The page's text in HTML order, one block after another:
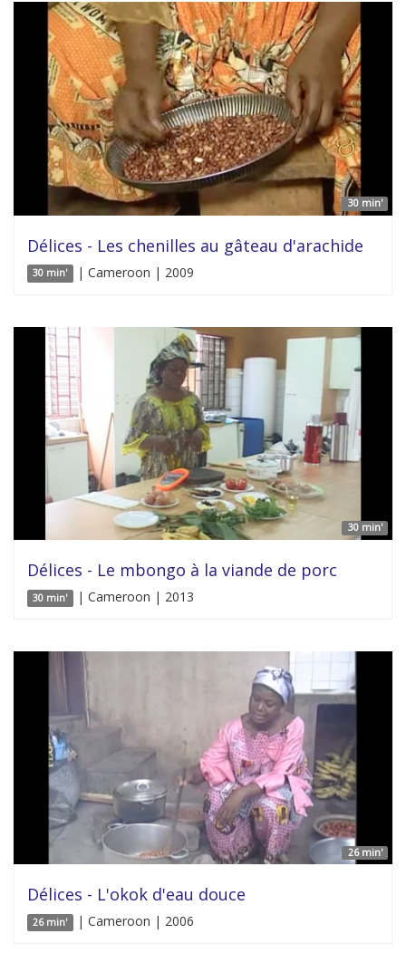
30 min'
Délices - Les chenilles au gâteau d'arachide
30 min' | Cameroon | 2009
30 min'
Délices - Le mbongo à la viande de porc
30 min' | Cameroon | 2013
26 min'
Délices - L'okok d'eau douce
26 min' | Cameroon | 2006